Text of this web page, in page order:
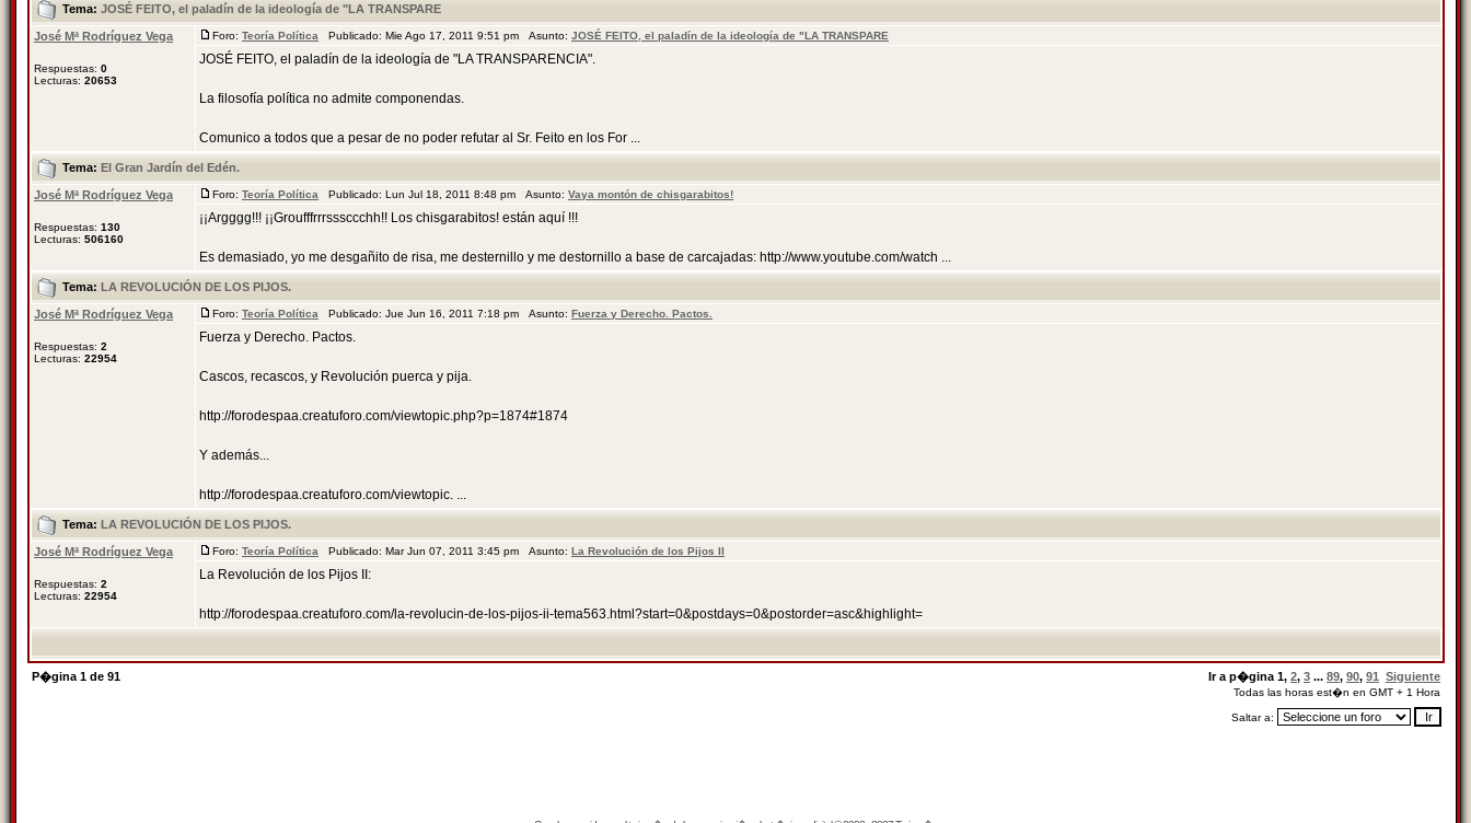
Tema: JOSÉ FEITO, el paladín de la ideología de "LA TRANSPARE
José Mª Rodríguez Vega
Respuestas: 0
Lecturas: 20653
Foro: Teoría Política Publicado: Mie Ago 17, 2011 9:51 pm Asunto: JOSÉ FEITO, el paladín de la ideología de "LA TRANSPARE
JOSÉ FEITO, el paladín de la ideología de "LA TRANSPARENCIA".
La filosofía política no admite componendas.
Comunico a todos que a pesar de no poder refutar al Sr. Feito en los For ...
Tema: El Gran Jardín del Edén.
José Mª Rodríguez Vega
Respuestas: 130
Lecturas: 506160
Foro: Teoría Política Publicado: Lun Jul 18, 2011 8:48 pm Asunto: Vaya montón de chisgarabitos!
¡¡Argggg!!! ¡¡Groufffrrrsssccchh!! Los chisgarabitos! están aquí !!!
Es demasiado, yo me desgañito de risa, me desternillo y me destornillo a base de carcajadas: http://www.youtube.com/watch ...
Tema: LA REVOLUCIÓN DE LOS PIJOS.
José Mª Rodríguez Vega
Respuestas: 2
Lecturas: 22954
Foro: Teoría Política Publicado: Jue Jun 16, 2011 7:18 pm Asunto: Fuerza y Derecho. Pactos.
Fuerza y Derecho. Pactos.
Cascos, recascos, y Revolución puerca y pija.
http://forodespaa.creatuforo.com/viewtopic.php?p=1874#1874
Y además...
http://forodespaa.creatuforo.com/viewtopic. ...
Tema: LA REVOLUCIÓN DE LOS PIJOS.
José Mª Rodríguez Vega
Respuestas: 2
Lecturas: 22954
Foro: Teoría Política Publicado: Mar Jun 07, 2011 3:45 pm Asunto: La Revolución de los Pijos II
La Revolución de los Pijos II:
http://forodespaa.creatuforo.com/la-revolucin-de-los-pijos-ii-tema563.html?start=0&postdays=0&postorder=asc&highlight=
P�gina 1 de 91 Ir a p�gina 1, 2, 3 ... 89, 90, 91 Siguiente
Todas las horas est�n en GMT + 1 Hora
Saltar a: